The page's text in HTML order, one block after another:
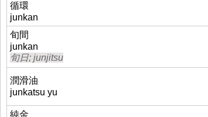
循環
junkan
旬間
junkan
旬日; junjitsu
潤滑油
junkatsu yu
純金